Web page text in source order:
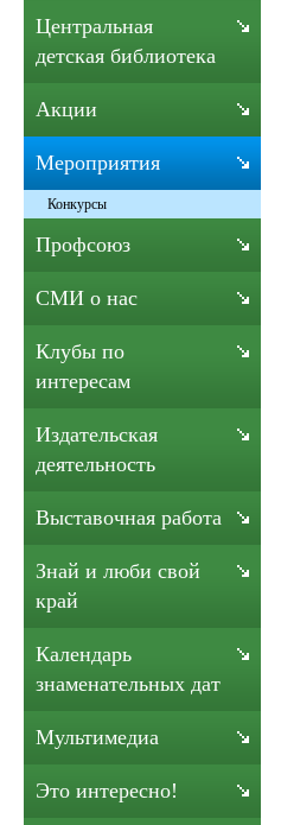
Центральная
детская библиотека
Акции
Мероприятия
Конкурсы
Профсоюз
СМИ о нас
Клубы по
интересам
Издательская
деятельность
Выставочная работа
Знай и люби свой
край
Календарь
знаменательных дат
Мультимедиа
Это интересно!